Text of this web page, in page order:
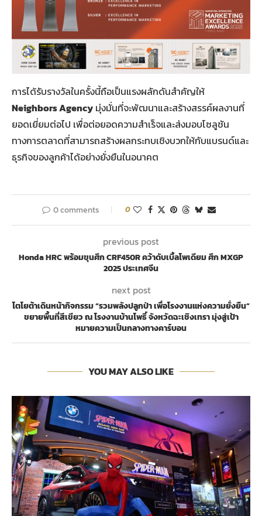
การได้รับรางวัลในครั้งนี้ถือเป็นแรงผลักดันสำคัญให้
Neighbors Agency มุ่งมั่นที่จะพัฒนาและสร้างสรรค์ผลงานที่
ยอดเยี่ยมต่อไป เพื่อต่อยอดความสำเร็จและส่งมอบโซลูชัน
ทางการตลาดที่สามารถสร้างผลกระทบเชิงบวกให้กับแบรนด์และ
ธุรกิจของลูกค้าได้อย่างยั่งยืนในอนาคต
0 comments 0
previous post
Honda HRC พร้อมขุนศึก CRF450R คว้าดับเบิ้ลโพเดียม ศึก MXGP
2025 ประเทศจีน
next post
โตโยต้าเดินหน้ากิจกรรม “รวมพลังปลูกป่า เพื่อโรงงานแห่งความยั่งยืน”
ขยายพื้นที่สีเขียว ณ โรงงานบ้านโพธิ์ จังหวัดฉะเชิงเทรา มุ่งสู่เป้า
หมายความเป็นกลางทางคาร์บอน
YOU MAY ALSO LIKE